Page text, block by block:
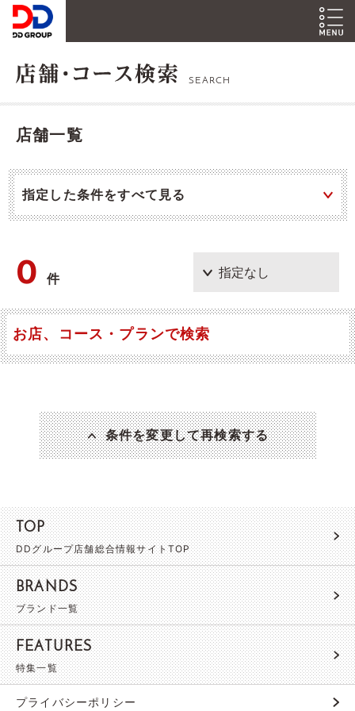
SEARCH
店舗一覧
指定した条件をすべて見る
0件
お店、コース・プランで検索
条件を変更して再検索する
TOP
DDグループ店舗総合情報サイトTOP
BRANDS
ブランド一覧
FEATURES
特集一覧
プライバシーポリシー